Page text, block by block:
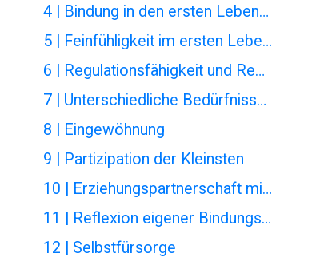
4 | Bindung in den ersten Lebensjahren
5 | Feinfühligkeit im ersten Lebensjahr
6 | Regulationsfähigkeit und Regulationsstörungen
7 | Unterschiedliche Bedürfnisse von Kindern bei Altersmischung in der Kindertagespflege
8 | Eingewöhnung
9 | Partizipation der Kleinsten
10 | Erziehungspartnerschaft mit Eltern
11 | Reflexion eigener Bindungserfahrungen und Biographiearbeit
12 | Selbstfürsorge